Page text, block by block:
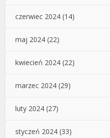
czerwiec 2024 (14)
maj 2024 (22)
kwiecień 2024 (22)
marzec 2024 (29)
luty 2024 (27)
styczeń 2024 (33)